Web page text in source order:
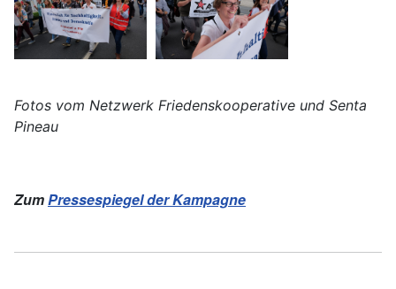
Fotos vom Netzwerk Friedenskooperative und Senta
Pineau
ZumPressespiegel der Kampagne